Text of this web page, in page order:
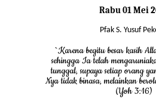
Rabu 01 Mei
Pfak S. Yusuf
`Karena begitu besar kasih
sehingga Ia telah
tunggal, supaya setiap orang
Nya tidak binasa, melainkan
(Yoh 3:16)